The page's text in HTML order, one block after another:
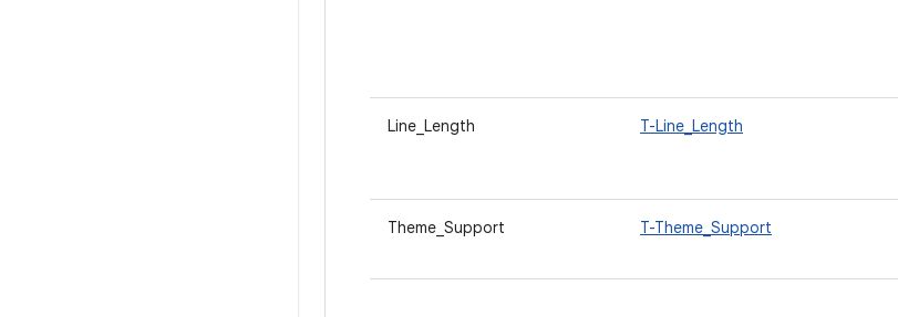
Line_Length T-Line_Length
Theme_Support T-Theme_Support